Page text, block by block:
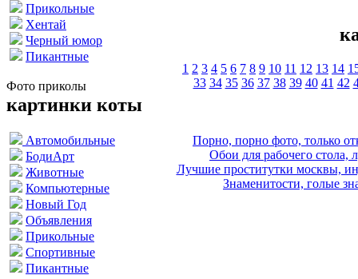
Прикольные
Хентай
Черный юмор
Пикантные
Фото приколы
картинки коты
Автомобильные
БодиАрт
Животные
Компьютерные
Новый Год
Объявления
Прикольные
Спортивные
Пикантные
1 2 3 4 5 6 7 8 9 10 11 12 13 14
33 34 35 36 37 38 39 40 41 42
Порно, порно фото, только
Обои для рабочего стола,
Лучшие проститутки москвы,
Знаменитости, голые